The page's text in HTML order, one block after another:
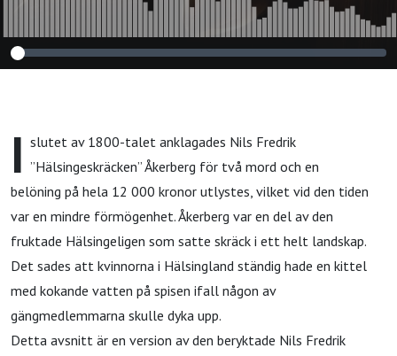
I slutet av 1800-talet anklagades Nils Fredrik
”Hälsingeskräcken” Åkerberg för två mord och en
belöning på hela 12 000 kronor utlystes, vilket vid den tiden
var en mindre förmögenhet. Åkerberg var en del av den
fruktade Hälsingeligen som satte skräck i ett helt landskap.
Det sades att kvinnorna i Hälsingland ständig hade en kittel
med kokande vatten på spisen ifall någon av
gängmedlemmarna skulle dyka upp.
Detta avsnitt är en version av den beryktade Nils Fredrik